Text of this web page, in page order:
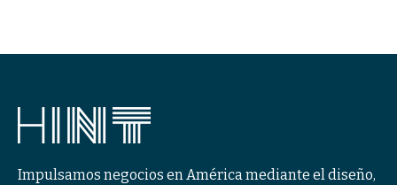
Impulsamos negocios en América mediante el diseño,